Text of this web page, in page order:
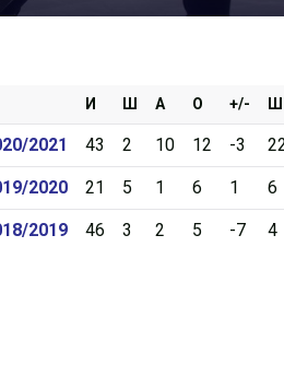
Сибирские
Спутник Ал
И Ш А О +/-
2021 43 2 10 12 -3
2020 21 5 1 6 1 6
2019 46 3 2 5 -7 4